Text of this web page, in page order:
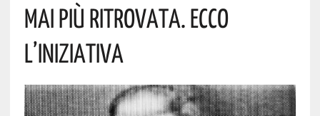
Mai Più Ritrovata. Ecco
L’iniziativa